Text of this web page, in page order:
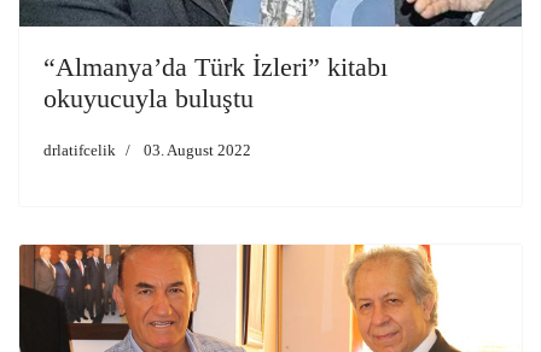
“Almanya’da Türk İzleri” kitabı
okuyucuyla buluştu
drlatifcelik 03. August 2022